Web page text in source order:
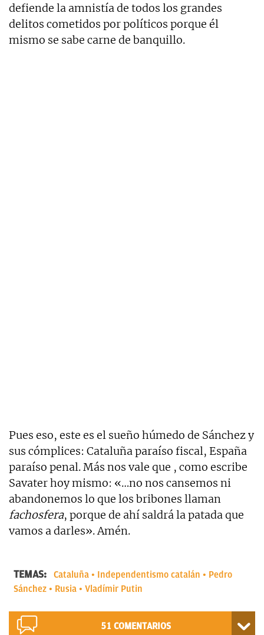
defiende la amnistía de todos los grandes
delitos cometidos por políticos porque él
mismo se sabe carne de banquillo.
Pues eso, este es el sueño húmedo de Sánchez y
sus cómplices: Cataluña paraíso fiscal, España
paraíso penal. Más nos vale que , como escribe
Savater hoy mismo: «…no nos cansemos ni
abandonemos lo que los bribones llaman
fachosfera, porque de ahí saldrá la patada que
vamos a darles». Amén.
TEMAS: Cataluña Independentismo catalán
Pedro
Sánchez
Rusia Vladímir Putin
51 COMENTARIOS